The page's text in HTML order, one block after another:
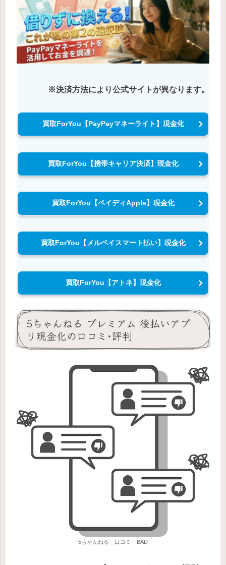
※決済方法により公式サイトが異なります。
買取ForYou【PayPayマネーライト】現金化
買取ForYou【携帯キャリア決済】現金化
買取ForYou【ペイディApple】現金化
買取ForYou【メルペイスマート払い】現金化
買取ForYou【アトネ】現金化
5ちゃんねる プレミアム 後払いアプ
リ現金化の口コミ･評判
5ちゃんねる 口コミ BAD